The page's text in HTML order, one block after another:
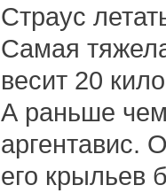
Страус
Самая
весит 20
А раньше
аргентавис.
его крыльев